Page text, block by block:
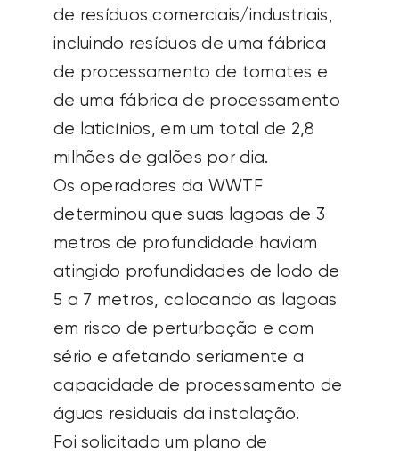
de resíduos comerciais/industriais,
incluindo resíduos de uma fábrica
de processamento de tomates e
de uma fábrica de processamento
de laticínios, em um total de 2,8
milhões de galões por dia.
Os operadores da WWTF
determinou que suas lagoas de 3
metros de profundidade haviam
atingido profundidades de lodo de
5 a 7 metros, colocando as lagoas
em risco de perturbação e com
sério e afetando seriamente a
capacidade de processamento de
águas residuais da instalação.
Foi solicitado um plano de